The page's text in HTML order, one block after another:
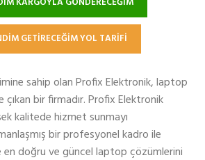
GETİRECEĞİM YOL TARİFİ
sahip olan Profix Elektronik, laptop
bir firmadır. Profix Elektronik
kalitede hizmet sunmayı
bir profesyonel kadro ile
en doğru ve güncel laptop çözümlerini